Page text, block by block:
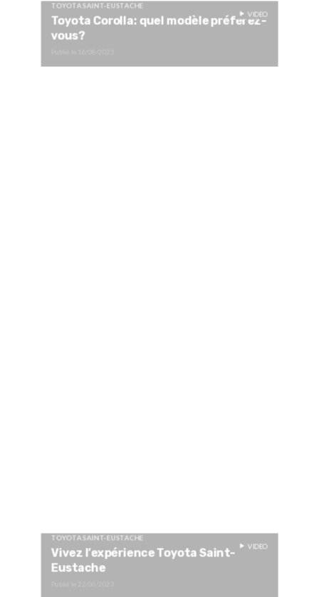
VIDEO
TOYOTA SAINT-EUSTACHE
Toyota Corolla: quel modèle préférez-
vous?
VIDEO
TOYOTA SAINT-EUSTACHE
Vivez l’expérience Toyota Saint-
Eustache